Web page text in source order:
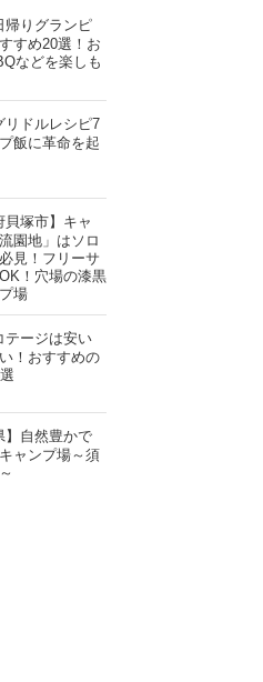
帰りグランピ
すめ20選！お
などを楽しも
リドルレシピ7
飯に革命を起
貝塚市】キャ
園地」はソロ
見！フリーサ
！穴場の漆黒
場
テージは安い
！おすすめの
】自然豊かで
ャンプ場～須